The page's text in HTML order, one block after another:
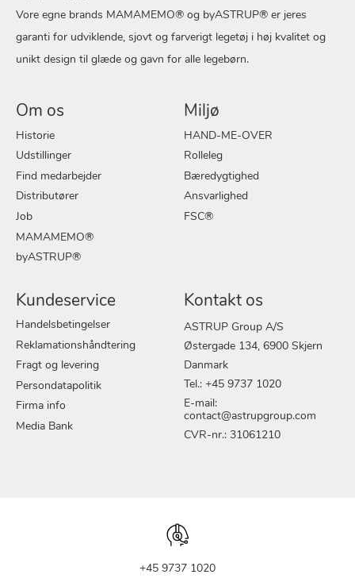
Vore egne brands MAMAMEMO® og byASTRUP® er jeres
garanti for udviklende, sjovt og farverigt legetøj i høj kvalitet og
unikt design til glæde og gavn for alle legebørn.
Om os
Historie
Udstillinger
Find medarbejder
Distributører
Job
MAMAMEMO®
byASTRUP®
Miljø
HAND-ME-OVER
Rolleleg
Bæredygtighed
Ansvarlighed
FSC®
Kundeservice
Handelsbetingelser
Reklamationshåndtering
Fragt og levering
Persondatapolitik
Firma info
Media Bank
Kontakt os
ASTRUP Group A/S
Østergade 134, 6900 Skjern
Danmark
Tel.: +45 9737 1020
E-mail:
contact@astrupgroup.com
CVR-nr.: 31061210
+45 9737 1020